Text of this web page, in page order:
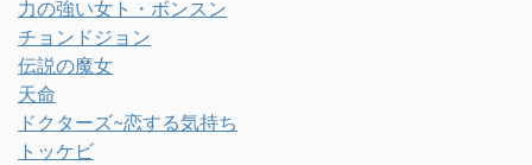
力の強い女ト・ボンスン
チョンドジョン
伝説の魔女
天命
ドクターズ~恋する気持ち
トッケビ